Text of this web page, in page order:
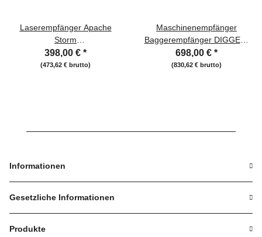
Laserempfänger Apache
Storm
Laserdifferenzempfänger
398,00 € *
(473,62 € brutto)
Maschinenempfänger
Baggerempfänger DIGGER-
RC mit Fernanzeigedisplay
698,00 € *
(830,62 € brutto)
Informationen
Gesetzliche Informationen
Produkte